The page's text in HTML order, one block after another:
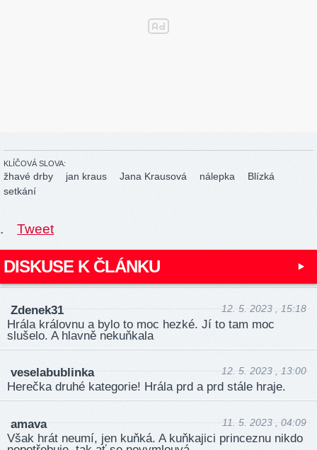
KLÍČOVÁ SLOVA:
žhavé drby jan kraus Jana Krausová nálepka
Blízká
setkání
. Tweet
DISKUSE K ČLÁNKU
Zdenek31 12. 5. 2023 , 15:18
Hrála královnu a bylo to moc hezké. Jí to tam moc
slušelo. A hlavně nekuňkala
veselabublinka 12. 5. 2023 , 13:00
Herečka druhé kategorie! Hrála prd a prd stále hraje.
amava 11. 5. 2023 , 04:09
Však hrát neumí, jen kuňká. A kuňkajici princeznu nikdo